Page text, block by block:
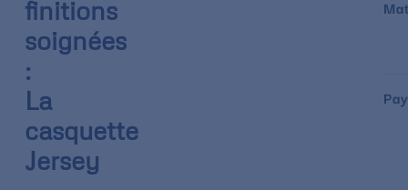
finitions
soignées
:
La
casquette
Jersey